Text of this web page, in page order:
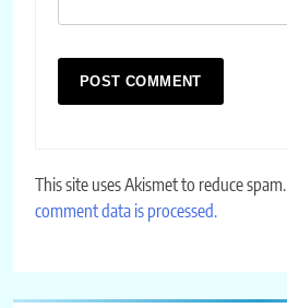
This site uses Akismet to reduce spam.
comment data is processed.